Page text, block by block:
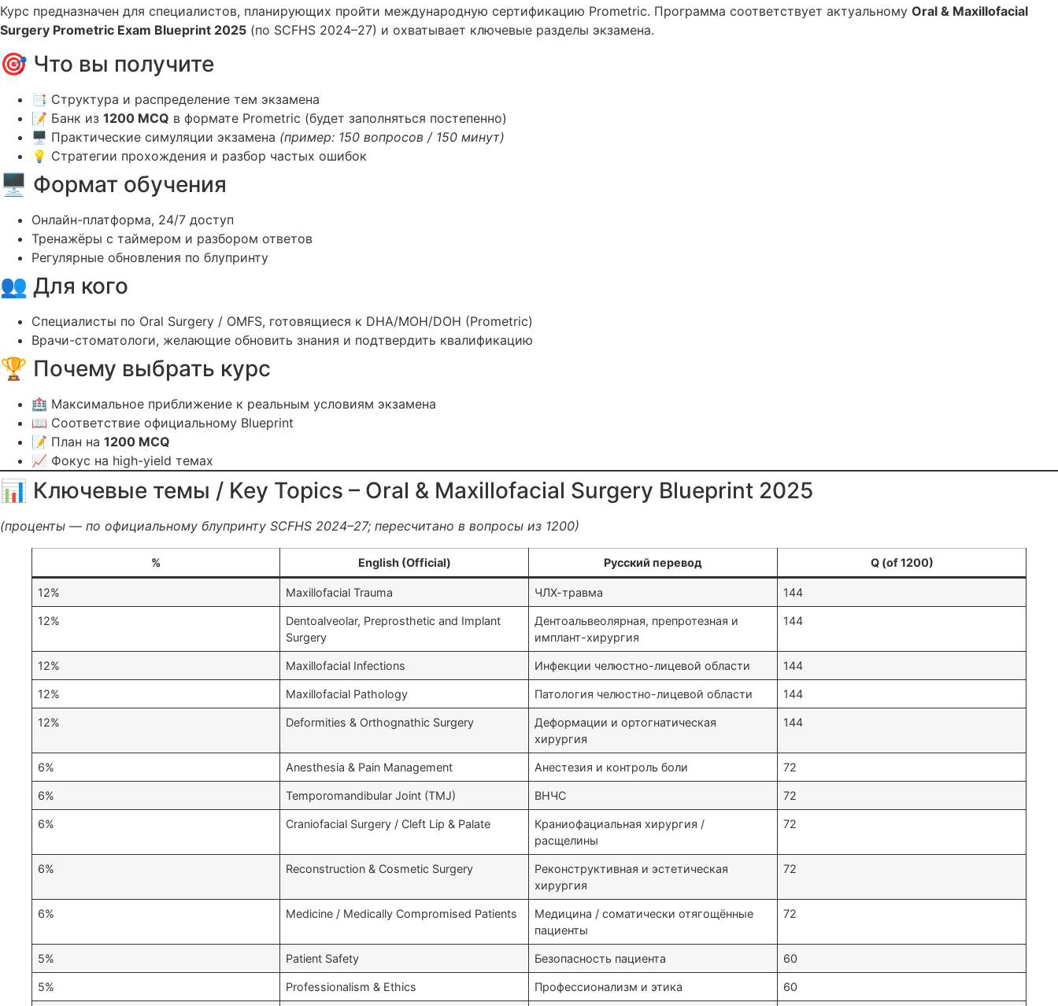
Курс предназначен для специалистов, планирующих пройти международную сертификацию Prometric. Программа соответствует актуальному Oral & Maxillofacial
Surgery Prometric Exam Blueprint 2025 (по SCFHS 2024–27) и охватывает ключевые разделы экзамена.
🎯 Что вы получите
📑 Структура и распределение тем экзамена
📝 Банк из 1200 MCQ в формате Prometric (будет заполняться постепенно)
🖥 Практические симуляции экзамена (пример: 150 вопросов / 150 минут)
💡 Стратегии прохождения и разбор частых ошибок
🖥 Формат обучения
Онлайн-платформа, 24/7 доступ
Тренажёры с таймером и разбором ответов
Регулярные обновления по блупринту
👥 Для кого
Специалисты по Oral Surgery / OMFS, готовящиеся к DHA/MOH/DOH (Prometric)
Врачи-стоматологи, желающие обновить знания и подтвердить квалификацию
🏆 Почему выбрать курс
🏥 Максимальное приближение к реальным условиям экзамена
📖 Соответствие официальному Blueprint
📝 План на 1200 MCQ
📈 Фокус на high-yield темах
📊 Ключевые темы / Key Topics – Oral & Maxillofacial Surgery Blueprint 2025
(проценты — по официальному блупринту SCFHS 2024–27; пересчитано в вопросы из 1200)
% English (Official) Русский перевод Q (of 1200)
12% Maxillofacial Trauma ЧЛХ-травма 144
12%
Dentoalveolar, Preprosthetic and Implant
Surgery
Дентоальвеолярная, препротезная и
имплант-хирургия
144
12% Maxillofacial Infections Инфекции челюстно-лицевой области 144
12% Maxillofacial Pathology Патология челюстно-лицевой области 144
12% Deformities & Orthognathic Surgery
Деформации и ортогнатическая
хирургия
144
6% Anesthesia & Pain Management Анестезия и контроль боли 72
6% Temporomandibular Joint (TMJ) ВНЧС 72
6% Craniofacial Surgery / Cleft Lip & Palate
Краниофациальная хирургия /
расщелины
72
6% Reconstruction & Cosmetic Surgery
Реконструктивная и эстетическая
хирургия
72
6% Medicine / Medically Compromised Patients
Медицина / соматически отягощённые
пациенты
72
5% Patient Safety Безопасность пациента 60
5% Professionalism & Ethics Профессионализм и этика 60